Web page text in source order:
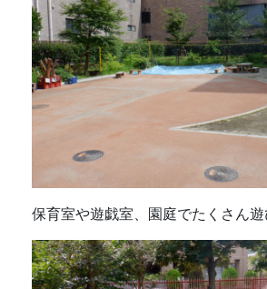
保育室や遊戯室、園庭でたくさん遊